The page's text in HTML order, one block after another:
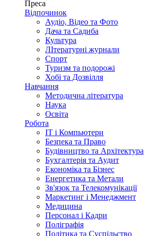
Преса
Відпочинок
Аудіо, Відео та Фото
Дача та Садиба
Культура
ЛІтературні журнали
Спорт
Туризм та подорожі
Хобі та Дозвілля
Навчання
Методична література
Наука
Освіта
Робота
IT і Компьютери
Безпека та Право
Будівництво та Архітектура
Бухгалтерія та Аудит
Економіка та Бізнес
Енергетика та Метали
Зв'язок та Телекомунікації
Маркетинг і Менеджмент
Медицина
Персонал і Кадри
Поліграфія
Політика та Суспільство